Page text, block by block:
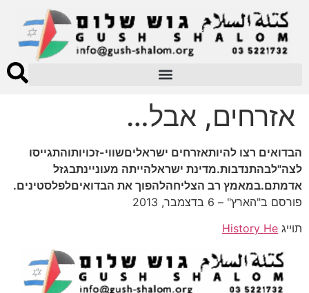
אזרחים, אבל…
הבדואים רצו להיותאזרחים ישראליםשווי-זכויותוהתגייסו
לצה"לבהתנדבות.מדינת ישראלהייתה מעוניינתבגזל
אדמתם.במאמץ רב הצליחהלהפוך את הבדואיםלפלסטינים.
פורסם ב"הארץ" – 6 בדצמבר, 2013
תוייג History He